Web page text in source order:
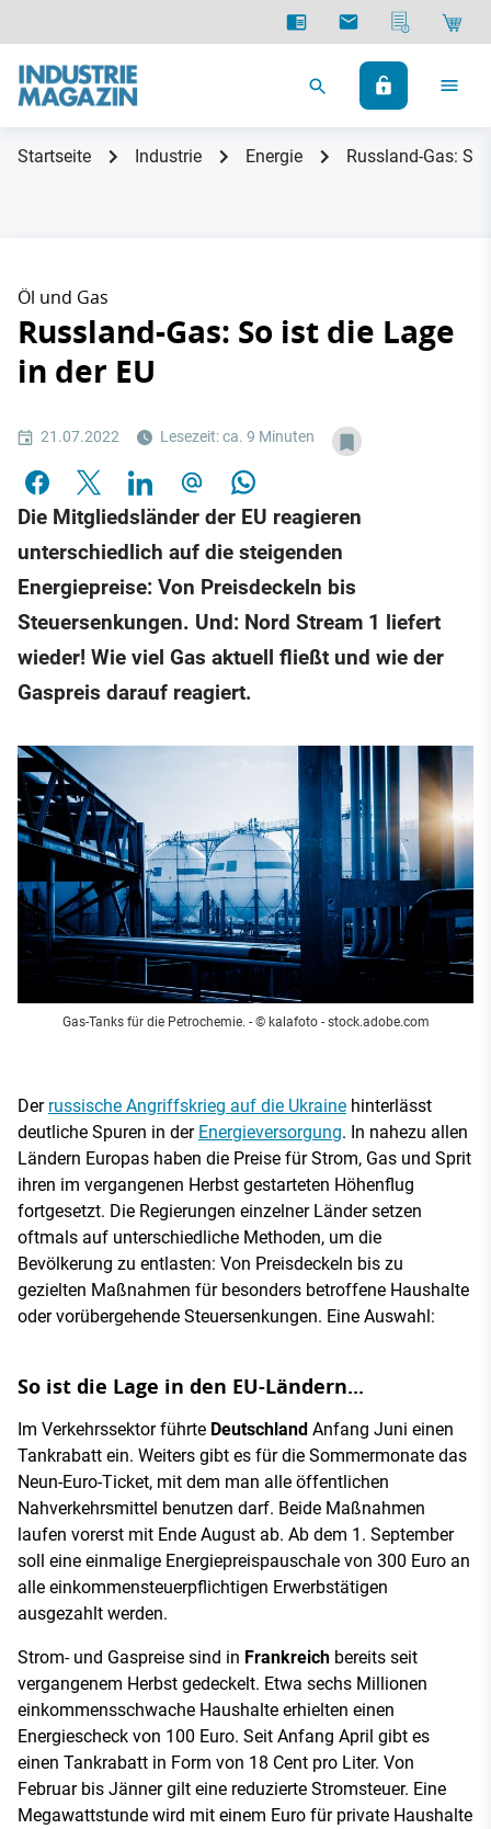
Startseite Industrie Energie Russland-Gas: So
Öl und Gas
Russland-Gas: So ist die Lage
in der EU
21.07.2022 Lesezeit: ca. 9 Minuten
Die Mitgliedsländer der EU reagieren
unterschiedlich auf die steigenden
Energiepreise: Von Preisdeckeln bis
Steuersenkungen. Und: Nord Stream 1 liefert
wieder! Wie viel Gas aktuell fließt und wie der
Gaspreis darauf reagiert.
Gas-Tanks für die Petrochemie. - © kalafoto - stock.adobe.com
Der russische Angriffskrieg auf die Ukraine hinterlässt
deutliche Spuren in der Energieversorgung. In nahezu allen
Ländern Europas haben die Preise für Strom, Gas und Sprit
ihren im vergangenen Herbst gestarteten Höhenflug
fortgesetzt. Die Regierungen einzelner Länder setzen
oftmals auf unterschiedliche Methoden, um die
Bevölkerung zu entlasten: Von Preisdeckeln bis zu
gezielten Maßnahmen für besonders betroffene Haushalte
oder vorübergehende Steuersenkungen. Eine Auswahl:
So ist die Lage in den EU-Ländern...
Im Verkehrssektor führte Deutschland Anfang Juni einen
Tankrabatt ein. Weiters gibt es für die Sommermonate das
Neun-Euro-Ticket, mit dem man alle öffentlichen
Nahverkehrsmittel benutzen darf. Beide Maßnahmen
laufen vorerst mit Ende August ab. Ab dem 1. September
soll eine einmalige Energiepreispauschale von 300 Euro an
alle einkommensteuerpflichtigen Erwerbstätigen
ausgezahlt werden.
Strom- und Gaspreise sind in Frankreich bereits seit
vergangenem Herbst gedeckelt. Etwa sechs Millionen
einkommensschwache Haushalte erhielten einen
Energiescheck von 100 Euro. Seit Anfang April gibt es
einen Tankrabatt in Form von 18 Cent pro Liter. Von
Februar bis Jänner gilt eine reduzierte Stromsteuer. Eine
Megawattstunde wird mit einem Euro für private Haushalte